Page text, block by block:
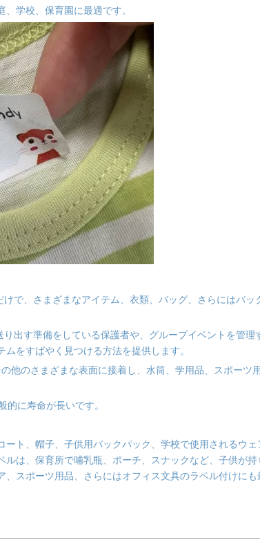
学校、保育園に最適です。
で、さまざまなアイテム、衣類、バッグ、さらにはバッ
出す準備をしている保護者や、グループイベントを管理
をすばやく見つける方法を提供します。
他のさまざまな表面に接着し、水筒、学用品、スポーツ
に寿命が長いです。
ト、帽子、子供用バックパック、学校で使用されるウェ
は、保育所で哺乳瓶、ポーチ、スナックなど、子供が持
スポーツ用品、さらにはオフィス文具のラベル付けにも